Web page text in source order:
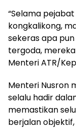
“Selama
kongkalikong,
sekeras apa
tergoda,
Menteri ATR/
Menteri Nusron
selalu hadir
memastikan
berjalan